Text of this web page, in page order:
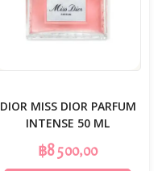
DIOR MISS DIOR PARFUM
INTENSE 50 ML
฿8 500,00